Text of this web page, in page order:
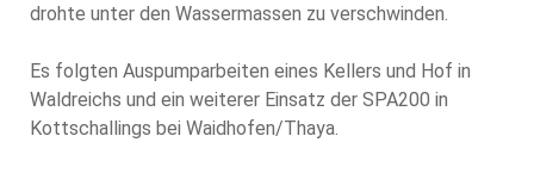
drohte unter den Wassermassen zu verschwinden.
Es folgten Auspumparbeiten eines Kellers und Hof in
Waldreichs und ein weiterer Einsatz der SPA200 in
Kottschallings bei Waidhofen/Thaya.